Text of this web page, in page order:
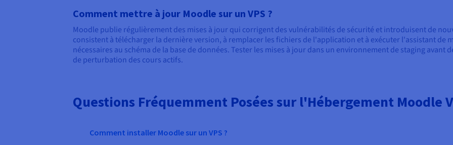
Comment mettre à jour Moodle sur un VPS ?
Moodle publie régulièrement des mises à jour qui corrigent des vulnérabilités de sécurité et introduisent de
consistent à télécharger la dernière version, à remplacer les fichiers de l'application et à exécuter l'assistant de
nécessaires au schéma de la base de données. Tester les mises à jour dans un environnement de staging
de perturbation des cours actifs.
Questions Fréquemment Posées sur l'Hébergement Moodle
Comment installer Moodle sur un VPS ?